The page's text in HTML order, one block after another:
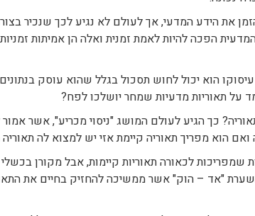
את הידע המדעי, אך לעולם לא נגיע לכך שנכיר
הפכה להיות לאמת זמנית ואלה הן אמיתות
הוא יכול לחוש תסכול בגלל שהוא עוסק
על תאוריות מדעיות שמחר יושלכו לפח?
כך הגיע לעולם המושג "ניסוי מכריע", אשר
ואם הוא מפריך תאוריה קיימת אזי יש למצוא לה
שמפריכות לכאורה תאוריות קיימות, אבל מקורן
"אד – הוק" אשר ממשיכה להחזיק בחיים את